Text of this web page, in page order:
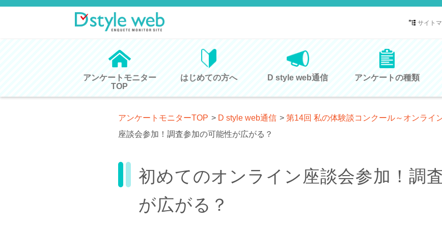
サイト
アンケートモニター
TOP
はじめての方へ D style web通信 アンケートの種類
アンケートモニターTOP > D style web通信 > 第14回 私の体験談コンクール～オンライ
座談会参加！調査参加の可能性が広がる？
初めてのオンライン座談会参加！調
が広がる？